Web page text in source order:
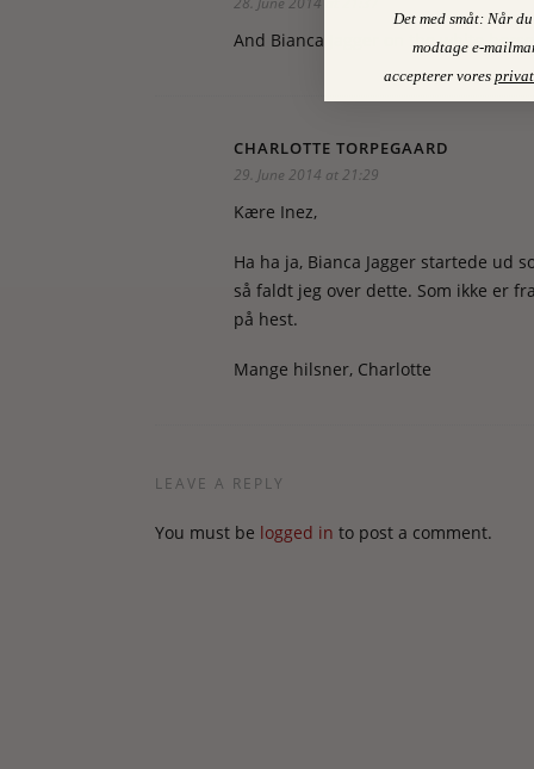
And Bianca Jagger on the white
CHARLOTTE TORPEGAARD
29. June 2014 at 21:29
Kære Inez,
Ha ha ja, Bianca Jagger startede ud
så faldt jeg over dette. Som ikke er
på hest.
Mange hilsner, Charlotte
LEAVE A REPLY
You must be logged in to post a comment.
Det med småt: Når
modtage e-
accepterer vores